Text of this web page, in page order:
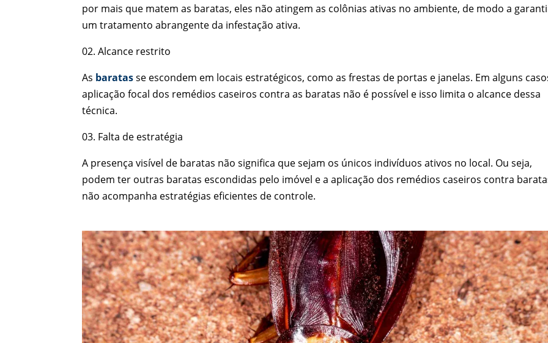
por mais que matem as baratas, eles não atingem as colônias ativas no ambiente, de modo a
um tratamento abrangente da infestação ativa.
02. Alcance restrito
As baratasse escondem em locais estratégicos, como as frestas de portas e janelas. Em alguns
aplicação focal dos remédios caseiros contra as baratas não é possível e isso limita o alcance dessa
técnica.
03. Falta de estratégia
A presença visível de baratas não significa que sejam os únicos indivíduos ativos no local. Ou seja,
podem ter outras baratas escondidas pelo imóvel e a aplicação dos remédios caseiros contra
não acompanha estratégias eficientes de controle.